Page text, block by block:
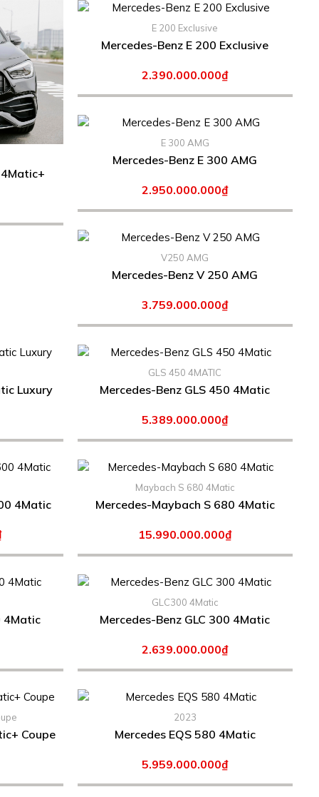
E 200 Exclusive
Mercedes-Benz E 200 Exclusive
2.390.000.000₫
E 300 AMG
Mercedes-Benz E 300 AMG
2.950.000.000₫
V250 AMG
Mercedes-Benz V 250 AMG
3.759.000.000₫
Mercedes-Benz S 450 4Matic Luxury
GLS 450 4MATIC
Mercedes-Benz GLS 450 4Matic
5.389.000.000₫
4Matic
Maybach S 680 4Matic
Mercedes-Maybach S 680 4Matic
15.990.000.000₫
4Matic
GLC300 4Matic
Mercedes-Benz GLC 300 4Matic
2.639.000.000₫
Coupe
2023
Mercedes EQS 580 4Matic
5.959.000.000₫